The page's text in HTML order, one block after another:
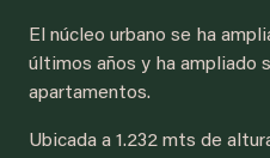
El núcleo urbano se ha
últimos años y ha ampliado
apartamentos.
Ubicada a 1.232 mts de